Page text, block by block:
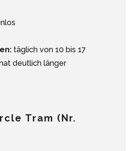
täglich von 10 bis 17
deutlich länger
Tram (Nr.